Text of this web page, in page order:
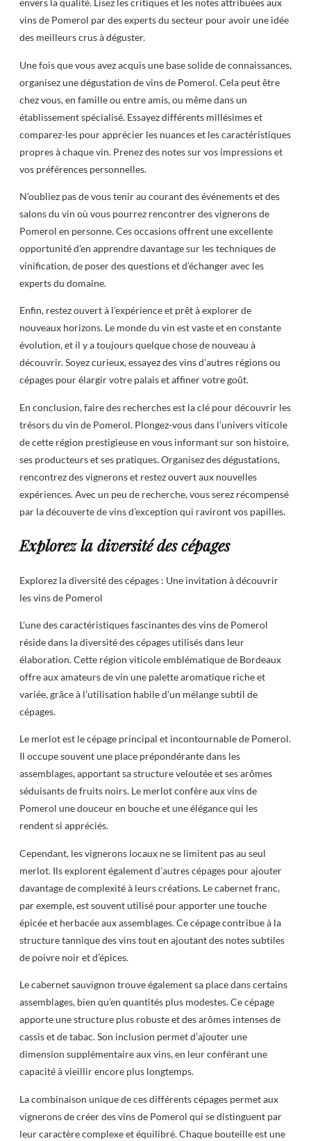
envers la qualité. Lisez les critiques et les notes attribuées aux
vins de Pomerol par des experts du secteur pour avoir une idée
des meilleurs crus à déguster.
Une fois que vous avez acquis une base solide de connaissances,
organisez une dégustation de vins de Pomerol. Cela peut être
chez vous, en famille ou entre amis, ou même dans un
établissement spécialisé. Essayez différents millésimes et
comparez-les pour apprécier les nuances et les caractéristiques
propres à chaque vin. Prenez des notes sur vos impressions et
vos préférences personnelles.
N’oubliez pas de vous tenir au courant des événements et des
salons du vin où vous pourrez rencontrer des vignerons de
Pomerol en personne. Ces occasions offrent une excellente
opportunité d’en apprendre davantage sur les techniques de
vinification, de poser des questions et d’échanger avec les
experts du domaine.
Enfin, restez ouvert à l’expérience et prêt à explorer de
nouveaux horizons. Le monde du vin est vaste et en constante
évolution, et il y a toujours quelque chose de nouveau à
découvrir. Soyez curieux, essayez des vins d’autres régions ou
cépages pour élargir votre palais et affiner votre goût.
En conclusion, faire des recherches est la clé pour découvrir les
trésors du vin de Pomerol. Plongez-vous dans l’univers viticole
de cette région prestigieuse en vous informant sur son histoire,
ses producteurs et ses pratiques. Organisez des dégustations,
rencontrez des vignerons et restez ouvert aux nouvelles
expériences. Avec un peu de recherche, vous serez récompensé
par la découverte de vins d’exception qui raviront vos papilles.
Explorez la diversité des cépages
Explorez la diversité des cépages : Une invitation à découvrir
les vins de Pomerol
L’une des caractéristiques fascinantes des vins de Pomerol
réside dans la diversité des cépages utilisés dans leur
élaboration. Cette région viticole emblématique de Bordeaux
offre aux amateurs de vin une palette aromatique riche et
variée, grâce à l’utilisation habile d’un mélange subtil de
cépages.
Le merlot est le cépage principal et incontournable de Pomerol.
Il occupe souvent une place prépondérante dans les
assemblages, apportant sa structure veloutée et ses arômes
séduisants de fruits noirs. Le merlot confère aux vins de
Pomerol une douceur en bouche et une élégance qui les
rendent si appréciés.
Cependant, les vignerons locaux ne se limitent pas au seul
merlot. Ils explorent également d’autres cépages pour ajouter
davantage de complexité à leurs créations. Le cabernet franc,
par exemple, est souvent utilisé pour apporter une touche
épicée et herbacée aux assemblages. Ce cépage contribue à la
structure tannique des vins tout en ajoutant des notes subtiles
de poivre noir et d’épices.
Le cabernet sauvignon trouve également sa place dans certains
assemblages, bien qu’en quantités plus modestes. Ce cépage
apporte une structure plus robuste et des arômes intenses de
cassis et de tabac. Son inclusion permet d’ajouter une
dimension supplémentaire aux vins, en leur conférant une
capacité à vieillir encore plus longtemps.
La combinaison unique de ces différents cépages permet aux
vignerons de créer des vins de Pomerol qui se distinguent par
leur caractère complexe et équilibré. Chaque bouteille est une